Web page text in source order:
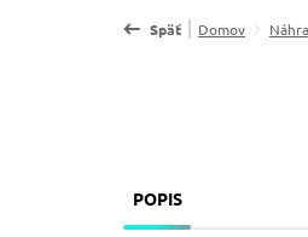
Späť Domov
POPIS